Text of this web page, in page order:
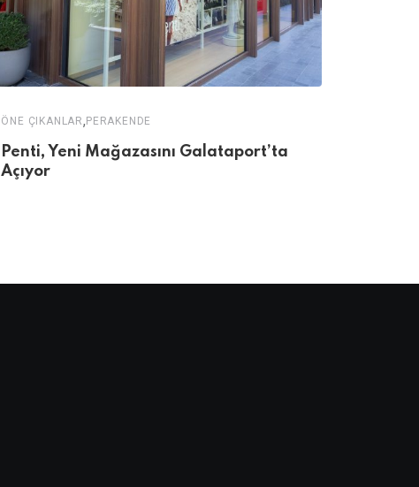
ÖNE ÇIKANLAR, PERAKENDE
Penti, Yeni Mağazasını Galataport’ta
Açıyor